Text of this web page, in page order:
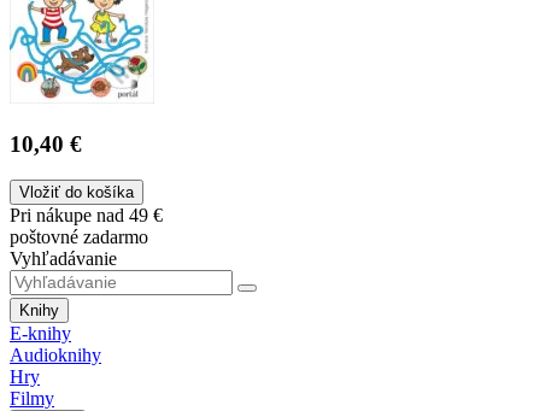
10,40 €
Vložiť do košíka
Pri nákupe nad 49 €
poštovné zadarmo
Vyhľadávanie
Knihy
E-knihy
Audioknihy
Hry
Filmy